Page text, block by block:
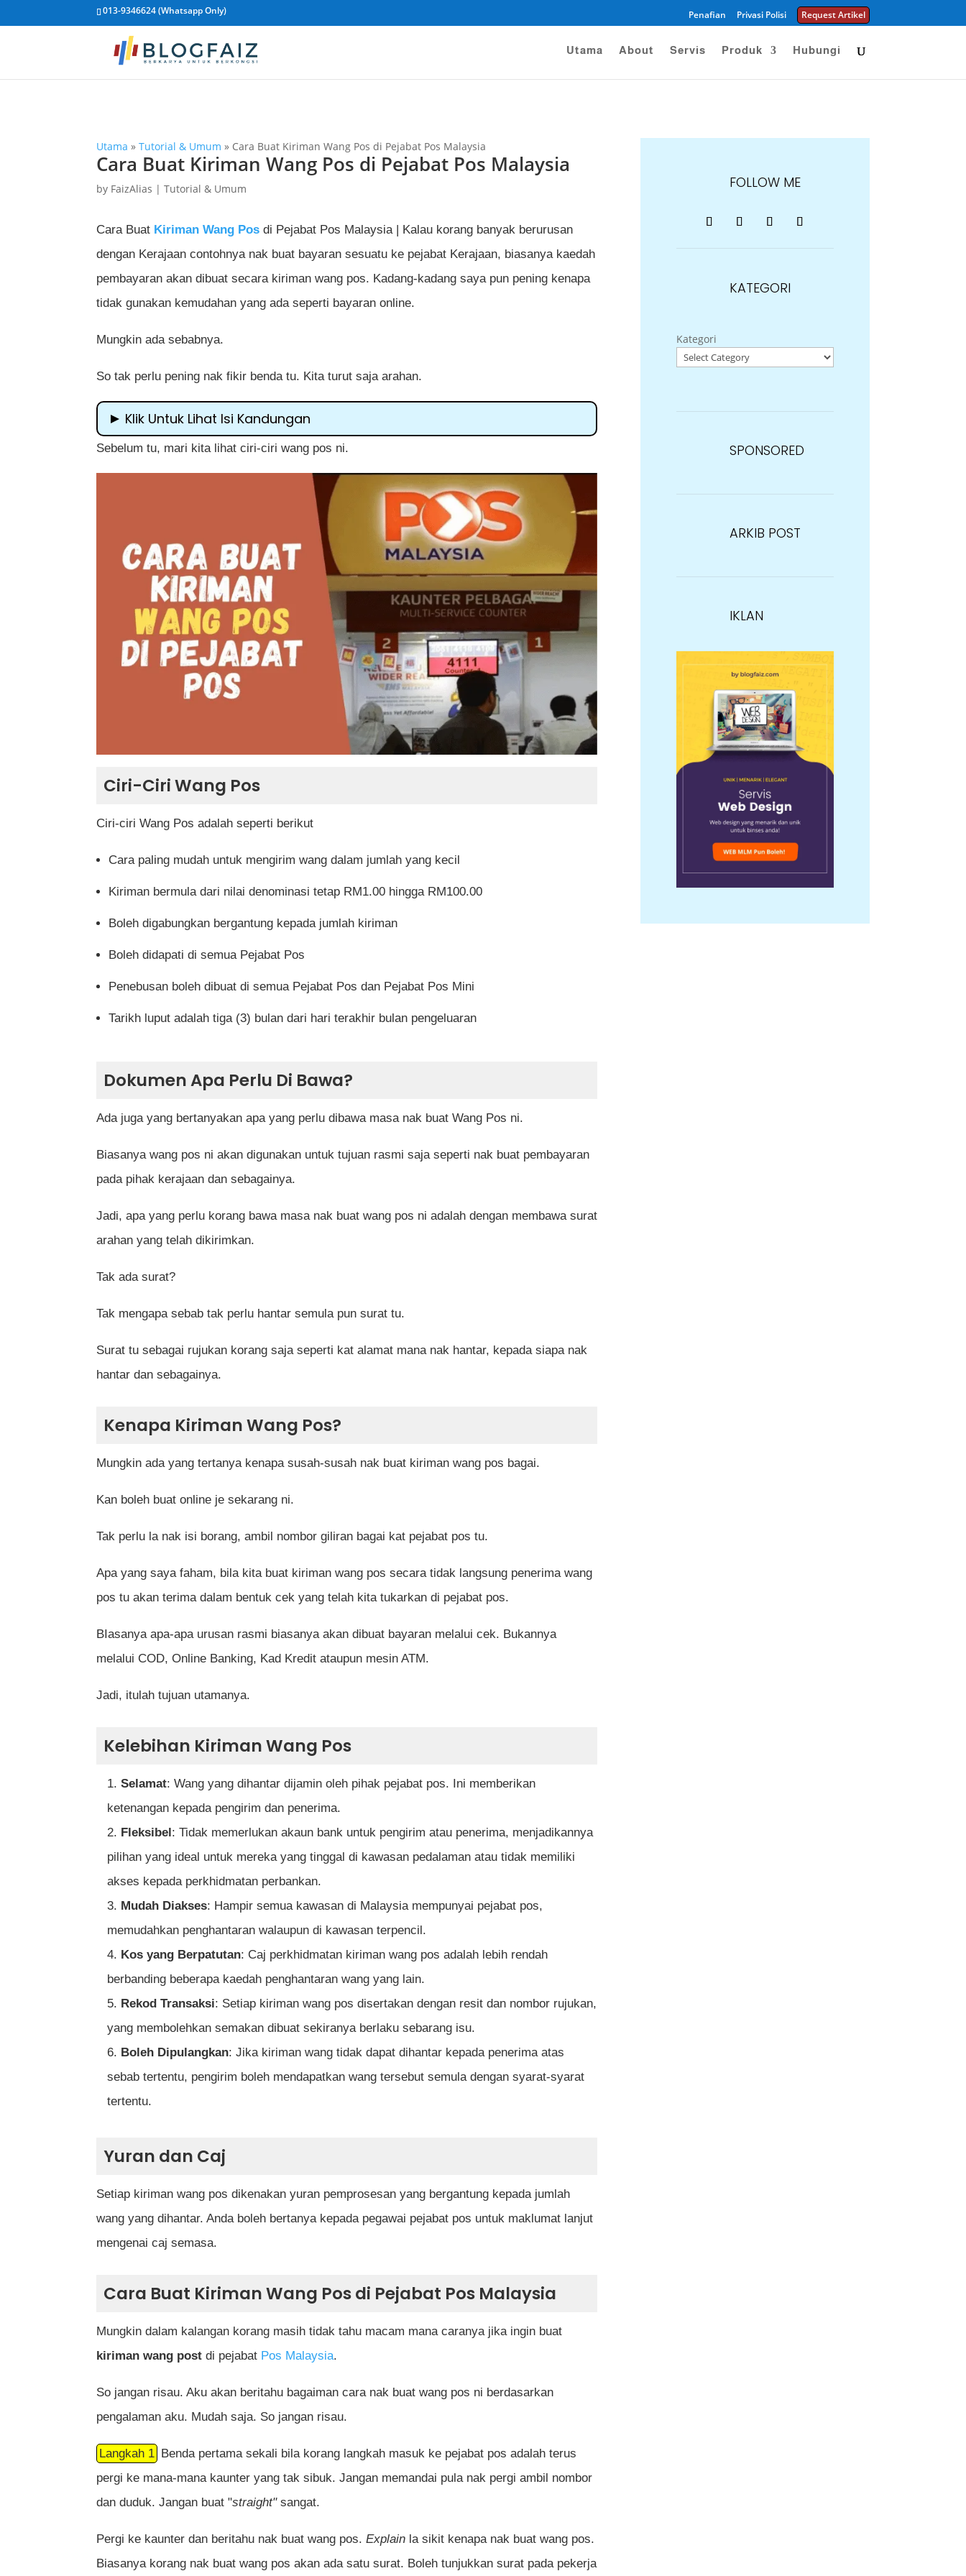
013-9346624 (Whatsapp Only) Penafian Privasi Polisi Request Artikel
Utama About Servis Produk Hubungi
Utama »Tutorial & Umum » Cara Buat Kiriman Wang Pos di Pejabat Pos Malaysia
Cara Buat Kiriman Wang Pos di Pejabat Pos Malaysia
by FaizAlias |Tutorial & Umum
Cara Buat Kiriman Wang Pos di Pejabat Pos Malaysia | Kalau korang banyak berurusan
dengan Kerajaan contohnya nak buat bayaran sesuatu ke pejabat Kerajaan, biasanya kaedah
pembayaran akan dibuat secara kiriman wang pos. Kadang-kadang saya pun pening kenapa
tidak gunakan kemudahan yang ada seperti bayaran online.
Mungkin ada sebabnya.
So tak perlu pening nak fikir benda tu. Kita turut saja arahan.
Klik Untuk Lihat Isi Kandungan
Ciri-Ciri Wang Pos
Kelebihan Kiriman Wang Pos
Yuran dan Caj
Cara Buat Kiriman Wang Pos di Pejabat Pos Malaysia
Penutup
Soalan Lazim (FAQ)
Berapa lama masa yang diambil untuk kiriman wang pos sampai kepada penerima?
Adakah kiriman wang pos boleh dihantar ke luar negara?
Apakah yang perlu dilakukan jika resit kiriman wang pos hilang?
Bolehkah wang pos dibatalkan selepas dihantar?
Apakah alternatif lain selain kiriman wang pos?
Sebelum tu, mari kita lihat ciri-ciri wang pos ni.
Ciri-Ciri Wang Pos
Ciri-ciri Wang Pos adalah seperti berikut
Cara paling mudah untuk mengirim wang dalam jumlah yang kecil
Kiriman bermula dari nilai denominasi tetap RM1.00 hingga RM100.00
Boleh digabungkan bergantung kepada jumlah kiriman
Boleh didapati di semua Pejabat Pos
Penebusan boleh dibuat di semua Pejabat Pos dan Pejabat Pos Mini
Tarikh luput adalah tiga (3) bulan dari hari terakhir bulan pengeluaran
Dokumen Apa Perlu Di Bawa?
Ada juga yang bertanyakan apa yang perlu dibawa masa nak buat Wang Pos ni.
Biasanya wang pos ni akan digunakan untuk tujuan rasmi saja seperti nak buat pembayaran
pada pihak kerajaan dan sebagainya.
Jadi, apa yang perlu korang bawa masa nak buat wang pos ni adalah dengan membawa surat
arahan yang telah dikirimkan.
Tak ada surat?
Tak mengapa sebab tak perlu hantar semula pun surat tu.
Surat tu sebagai rujukan korang saja seperti kat alamat mana nak hantar, kepada siapa nak
hantar dan sebagainya.
Kenapa Kiriman Wang Pos?
Mungkin ada yang tertanya kenapa susah-susah nak buat kiriman wang pos bagai.
Kan boleh buat online je sekarang ni.
Tak perlu la nak isi borang, ambil nombor giliran bagai kat pejabat pos tu.
Apa yang saya faham, bila kita buat kiriman wang pos secara tidak langsung penerima wang
pos tu akan terima dalam bentuk cek yang telah kita tukarkan di pejabat pos.
BIasanya apa-apa urusan rasmi biasanya akan dibuat bayaran melalui cek. Bukannya
melalui COD, Online Banking, Kad Kredit ataupun mesin ATM.
Jadi, itulah tujuan utamanya.
Kelebihan Kiriman Wang Pos
Selamat: Wang yang dihantar dijamin oleh pihak pejabat pos. Ini memberikan
ketenangan kepada pengirim dan penerima.
Fleksibel : Tidak memerlukan akaun bank untuk pengirim atau penerima, menjadikannya
pilihan yang ideal untuk mereka yang tinggal di kawasan pedalaman atau tidak memiliki
akses kepada perkhidmatan perbankan.
Mudah Diakses: Hampir semua kawasan di Malaysia mempunyai pejabat pos,
memudahkan penghantaran walaupun di kawasan terpencil.
Kos yang Berpatutan: Caj perkhidmatan kiriman wang pos adalah lebih rendah
berbanding beberapa kaedah penghantaran wang yang lain.
Rekod Transaksi: Setiap kiriman wang pos disertakan dengan resit dan nombor rujukan,
yang membolehkan semakan dibuat sekiranya berlaku sebarang isu.
Boleh Dipulangkan: Jika kiriman wang tidak dapat dihantar kepada penerima atas
sebab tertentu, pengirim boleh mendapatkan wang tersebut semula dengan syarat-syarat
tertentu.
Yuran dan Caj
Setiap kiriman wang pos dikenakan yuran pemprosesan yang bergantung kepada jumlah
wang yang dihantar. Anda boleh bertanya kepada pegawai pejabat pos untuk maklumat lanjut
mengenai caj semasa.
Cara Buat Kiriman Wang Pos di Pejabat Pos Malaysia
Mungkin dalam kalangan korang masih tidak tahu macam mana caranya jika ingin buat
kiriman wang post di pejabat Pos Malaysia.
So jangan risau. Aku akan beritahu bagaiman cara nak buat wang pos ni berdasarkan
pengalaman aku. Mudah saja. So jangan risau.
Langkah 1
Benda pertama sekali bila korang langkah masuk ke pejabat pos adalah terus
pergi ke mana-mana kaunter yang tak sibuk. Jangan memandai pula nak pergi ambil nombor
dan duduk. Jangan buat "straight"sangat.
Pergi ke kaunter dan beritahu nak buat wang pos.Explain la sikit kenapa nak buat wang pos.
Biasanya korang nak buat wang pos akan ada satu surat. Boleh tunjukkan surat pada pekerja
FOLLOW ME
KATEGORI
Kategori
SPONSORED
ARKIB POST
IKLAN